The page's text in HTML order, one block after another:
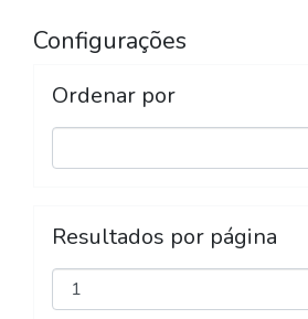
Configurações
Ordenar por
Resultados por página